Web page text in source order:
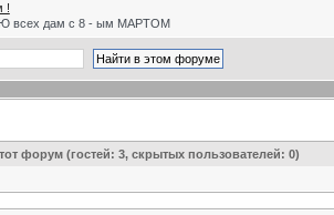
!
всех дам с 8 - ым МАРТОМ
форум (гостей: 3, скрытых пользователей: 0)